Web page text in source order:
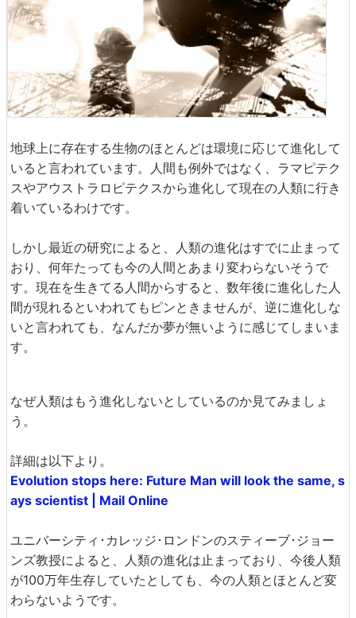
地球上に存在する生物のほとんどは環境に応じて進化して
いると言われています。人間も例外ではなく、ラマピテク
スやアウストラロピテクスから進化して現在の人類に行き
着いているわけです。
しかし最近の研究によると、人類の進化はすでに止まって
おり、何年たっても今の人間とあまり変わらないそうで
す。現在を生きてる人間からすると、数年後に進化した人
間が現れるといわれてもピンときませんが、逆に進化しな
いと言われても、なんだか夢が無いように感じてしまいま
す。
なぜ人類はもう進化しないとしているのか見てみましょ
う。
詳細は以下より。
Evolution stops here: Future Man will look the same, s
ays scientist | Mail Online
ユニバーシティ･カレッジ･ロンドンのスティーブ･ジョー
ンズ教授によると、人類の進化は止まっており、今後人類
が100万年生存していたとしても、今の人類とほとんど変
わらないようです。